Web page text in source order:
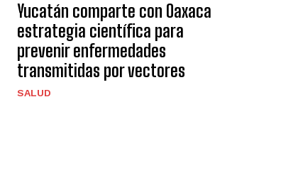
Yucatán comparte con Oaxaca
estrategia científica para
prevenir enfermedades
transmitidas por vectores
SALUD